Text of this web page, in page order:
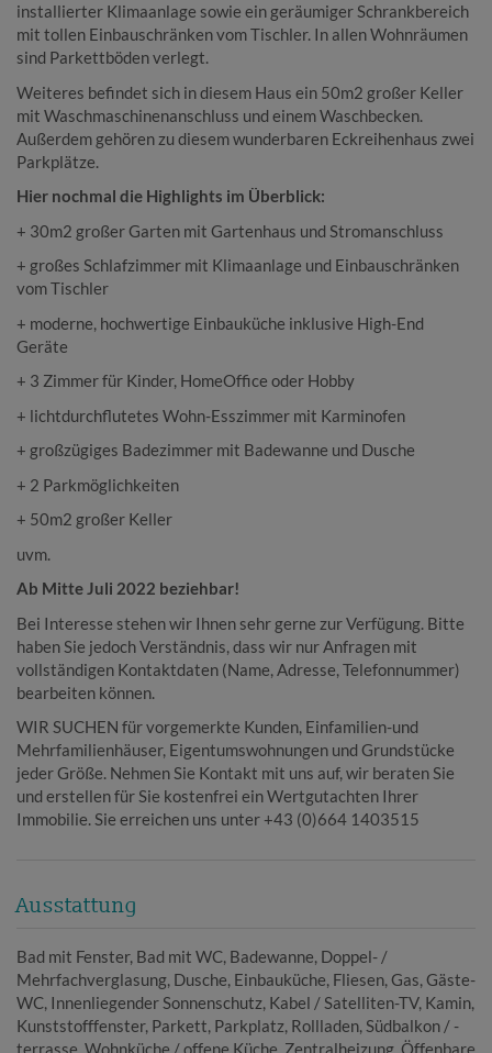
installierter Klimaanlage sowie ein geräumiger Schrankbereich
mit tollen Einbauschränken vom Tischler. In allen Wohnräumen
sind Parkettböden verlegt.
Weiteres befindet sich in diesem Haus ein 50m2 großer Keller
mit Waschmaschinenanschluss und einem Waschbecken.
Außerdem gehören zu diesem wunderbaren Eckreihenhaus zwei
Parkplätze.
Hier nochmal die Highlights im Überblick:
+ 30m2 großer Garten mit Gartenhaus und Stromanschluss
+ großes Schlafzimmer mit Klimaanlage und Einbauschränken
vom Tischler
+ moderne, hochwertige Einbauküche inklusive High-End
Geräte
+ 3 Zimmer für Kinder, HomeOffice oder Hobby
+ lichtdurchflutetes Wohn-Esszimmer mit Karminofen
+ großzügiges Badezimmer mit Badewanne und Dusche
+ 2 Parkmöglichkeiten
+ 50m2 großer Keller
uvm.
Ab Mitte Juli 2022 beziehbar!
Bei Interesse stehen wir Ihnen sehr gerne zur Verfügung. Bitte
haben Sie jedoch Verständnis, dass wir nur Anfragen mit
vollständigen Kontaktdaten (Name, Adresse, Telefonnummer)
bearbeiten können.
WIR SUCHEN für vorgemerkte Kunden, Einfamilien-und
Mehrfamilienhäuser, Eigentumswohnungen und Grundstücke
jeder Größe. Nehmen Sie Kontakt mit uns auf, wir beraten Sie
und erstellen für Sie kostenfrei ein Wertgutachten Ihrer
Immobilie. Sie erreichen uns unter +43 (0)664 1403515
Ausstattung
Bad mit Fenster Bad mit WC Badewanne Doppel- /
Mehrfachverglasung Dusche Einbauküche Fliesen Gas Gäste-
WC Innenliegender Sonnenschutz Kabel / Satelliten-TV Kamin
Kunststofffenster Parkett Parkplatz Rollladen Südbalkon / -
terrasse Wohnküche / offene Küche Zentralheizung Öffenbare